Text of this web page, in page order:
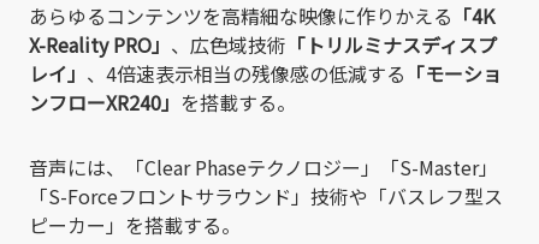
あらゆるコンテンツを高精細な映像に作りかえる 「4K
X-Reality PRO」 、広色域技術 「トリルミナスディスプ
レイ」 、4倍速表示相当の残像感の低減する 「モーショ
ンフローXR240」 を搭載する。
音声には、「Clear Phaseテクノロジー」「S-Master」
「S-Forceフロントサラウンド」技術や「バスレフ型ス
ピーカー」を搭載する。